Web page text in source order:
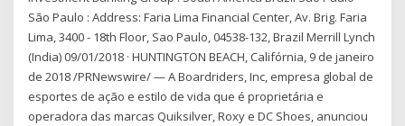
São Paulo : Address: Faria Lima Financial Center, Av. Brig. Faria
Lima, 3400 - 18th Floor, Sao Paulo, 04538-132, Brazil Merrill Lynch
(India) 09/01/2018 · HUNTINGTON BEACH, Califórnia, 9 de janeiro
de 2018 /PRNewswire/ — A Boardriders, Inc, empresa global de
esportes de ação e estilo de vida que é proprietária e
operadora das marcas Quiksilver, Roxy e DC Shoes, anunciou